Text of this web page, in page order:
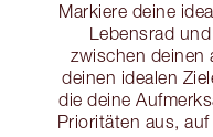
Markiere deine
Lebensrad
zwischen deinen
deinen idealen
die deine
Prioritäten aus,